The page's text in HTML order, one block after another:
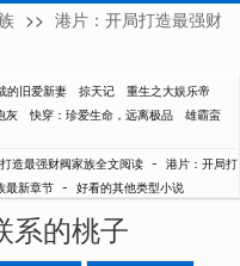
>> 港片：开局打造最强财
的旧爱新妻 掠天记
重生之大娱乐帝
灰 快穿：珍爱生命，远离极品
雄霸蛮
造最强财阀家族全文阅读 - 港片：开局打
最新章节 - 好看的其他类型小说
系的桃子